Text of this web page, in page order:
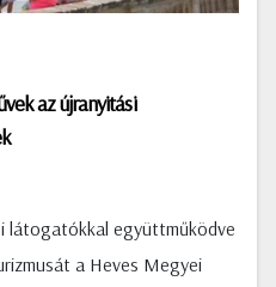
az újranyitási
látogatókkal együttműködve
a Heves Megyei